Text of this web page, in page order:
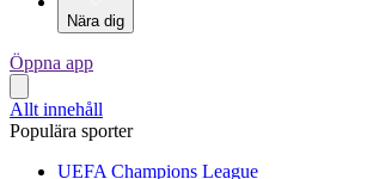
Nära dig
Öppna app
Allt innehåll
Populära sporter
UEFA Champions League